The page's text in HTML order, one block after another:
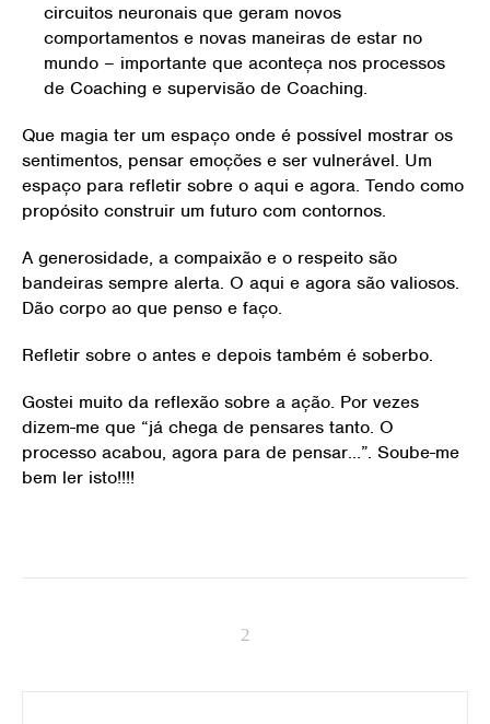
circuitos neuronais que geram novos
comportamentos e novas maneiras de estar no
mundo – importante que aconteça nos processos
de Coaching e supervisão de Coaching.
Que magia ter um espaço onde é possível mostrar os
sentimentos, pensar emoções e ser vulnerável. Um
espaço para refletir sobre o aqui e agora. Tendo como
propósito construir um futuro com contornos.
A generosidade, a compaixão e o respeito são
bandeiras sempre alerta. O aqui e agora são valiosos.
Dão corpo ao que penso e faço.
Refletir sobre o antes e depois também é soberbo.
Gostei muito da reflexão sobre a ação. Por vezes
dizem-me que “já chega de pensares tanto. O
processo acabou, agora para de pensar…”. Soube-me
bem ler isto!!!!